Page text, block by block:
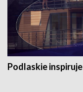
Podlaskie inspiruje